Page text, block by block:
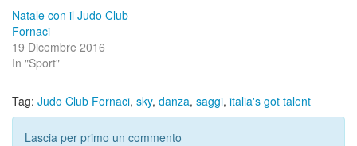
Natale con il Judo Club
Fornaci
19 Dicembre 2016
In "Sport"
Tag: Judo Club Fornaci, sky, danza, saggi, italia's got talent
Lascia per primo un commento